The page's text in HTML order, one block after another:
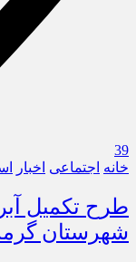
39
خانه اجتماعی اخبار
شهرستان